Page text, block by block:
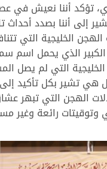
تؤكد أننا نعيش في
إلى أننا بصدد أحداث
الخليجية التي
الذي يحمل اسم
التي لم يصل
هي تشير بكل تأكيد إلى
الهجن التي تبهر
وتوقيتات رائعة وغير